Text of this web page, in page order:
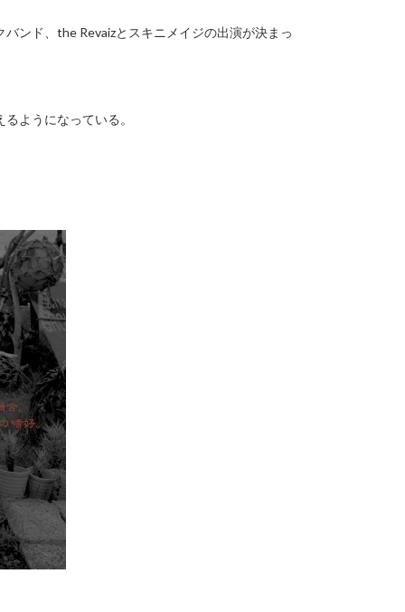
ンド、the Revaizとスキニメイジの出演が決まっ
ようになっている。